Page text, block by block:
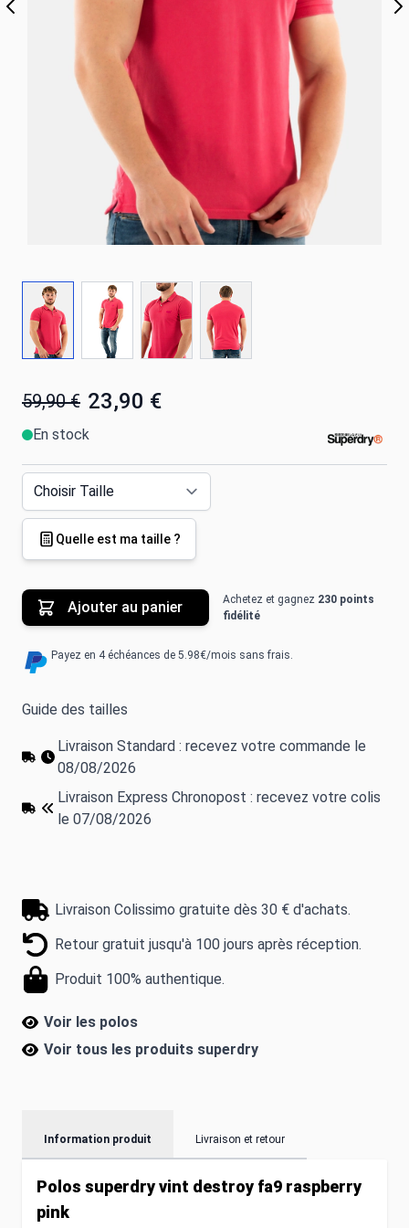
59,90 € 23,90 €
En stock
Quelle est ma taille ?
Ajouter au panier Achetez et gagnez 230 points
fidélité
Payez en 4 échéances de 5.98€/mois sans frais.
Guide des tailles
Livraison Standard : recevez votre commande le
08/08/2026
Livraison Express Chronopost : recevez votre colis
le 07/08/2026
Livraison Colissimo gratuite dès 30 € d'achats.
Retour gratuit jusqu'à 100 jours après réception.
Produit 100% authentique.
Voir les polos
Voir tous les produits superdry
Information produit Livraison et retour
Polos superdry vint destroy fa9 raspberry
pink